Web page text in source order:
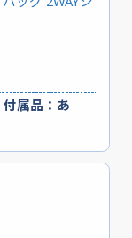
属品：あ